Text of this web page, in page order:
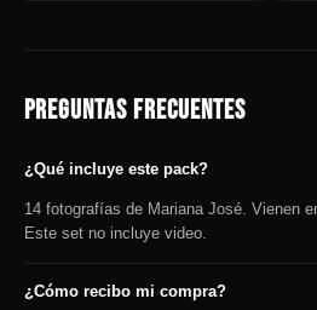
PREGUNTAS FRECUENTES
¿Qué incluye este pack?
14 fotografías de Mariana José. Vienen
Este set no incluye video.
¿Cómo recibo mi compra?